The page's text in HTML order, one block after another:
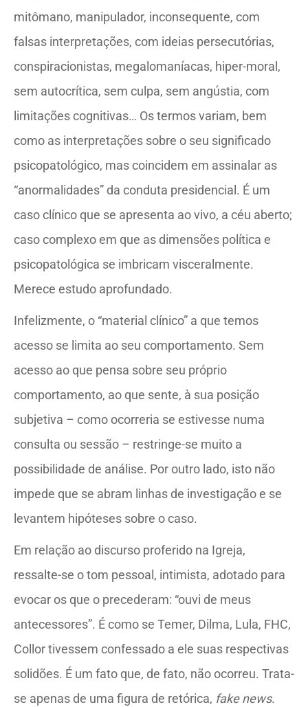
mitômano, manipulador, inconsequente, com
falsas interpretações, com ideias persecutórias,
conspiracionistas, megalomaníacas, hiper-moral,
sem autocrítica, sem culpa, sem angústia, com
limitações cognitivas… Os termos variam, bem
como as interpretações sobre o seu significado
psicopatológico, mas coincidem em assinalar as
“anormalidades” da conduta presidencial. É um
caso clínico que se apresenta ao vivo, a céu aberto;
caso complexo em que as dimensões política e
psicopatológica se imbricam visceralmente.
Merece estudo aprofundado.
Infelizmente, o “material clínico” a que temos
acesso se limita ao seu comportamento. Sem
acesso ao que pensa sobre seu próprio
comportamento, ao que sente, à sua posição
subjetiva – como ocorreria se estivesse numa
consulta ou sessão – restringe-se muito a
possibilidade de análise. Por outro lado, isto não
impede que se abram linhas de investigação e se
levantem hipóteses sobre o caso.
Em relação ao discurso proferido na Igreja,
ressalte-se o tom pessoal, intimista, adotado para
evocar os que o precederam: “ouvi de meus
antecessores”. É como se Temer, Dilma, Lula, FHC,
Collor tivessem confessado a ele suas respectivas
solidões. É um fato que, de fato, não ocorreu. Trata-
se apenas de uma figura de retórica, fake news.